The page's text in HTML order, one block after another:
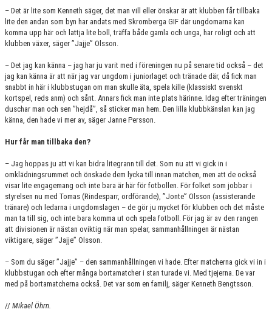
– Det är lite som Kenneth säger, det man vill eller önskar är att klubben får tillbaka
lite den andan som byn har andats med Skromberga GIF där ungdomarna kan
komma upp här och lattja lite boll, träffa både gamla och unga, har roligt och att
klubben växer, säger ”Jajje” Olsson.
– Det jag kan känna – jag har ju varit med i föreningen nu på senare tid också – det
jag kan känna är att när jag var ungdom i juniorlaget och tränade där, då fick man
snabbt in här i klubbstugan om man skulle äta, spela kille (klassiskt svenskt
kortspel, reds anm) och sånt. Annars fick man inte plats härinne. Idag efter träningen
duschar man och sen ”hejdå”, så sticker man hem. Den lilla klubbkänslan kan jag
känna, den hade vi mer av, säger Janne Persson.
Hur får man tillbaka den?
– Jag hoppas ju att vi kan bidra litegrann till det. Som nu att vi gick in i
omklädningsrummet och önskade dem lycka till innan matchen, men att de också
visar lite engagemang och inte bara är här för fotbollen. För folket som jobbar i
styrelsen nu med Tomas (Rindesparr, ordförande), ”Jonte” Olsson (assisterande
tränare) och ledarna i ungdomslagen – de gör ju mycket för klubben och det måste
man ta till sig, och inte bara komma ut och spela fotboll. För jag är av den rangen
att divisionen är nästan oviktig när man spelar, sammanhållningen är nästan
viktigare, säger ”Jajje” Olsson.
– Som du säger ”Jajje” – den sammanhållningen vi hade. Efter matcherna gick vi in i
klubbstugan och efter många bortamatcher i stan turade vi. Med tjejerna. De var
med på bortamatcherna också. Det var som en familj, säger Kenneth Bengtsson.
// Mikael Öhrn.